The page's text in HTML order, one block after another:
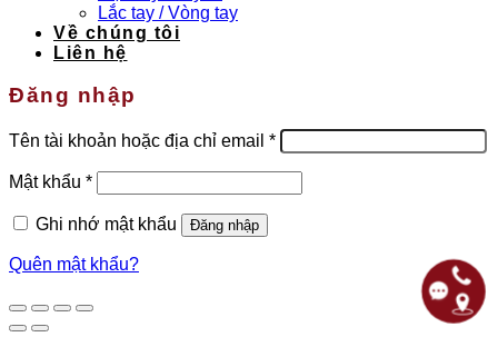
Lắc tay / Vòng tay
Về chúng tôi
Liên hệ
Đăng nhập
Tên tài khoản hoặc địa chỉ email *Bắt
buộc
Mật khẩu *Bắt
buộc
Ghi nhớ mật khẩu
Đăng nhập
Quên mật khẩu?